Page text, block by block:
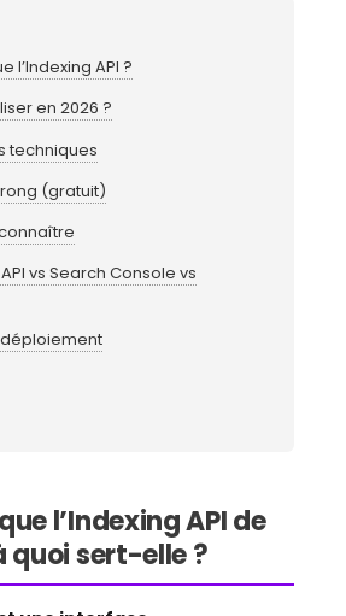
l’Indexing API ?
en 2026 ?
techniques
(gratuit)
vs Search Console vs
l’Indexing API de
quoi sert-elle ?